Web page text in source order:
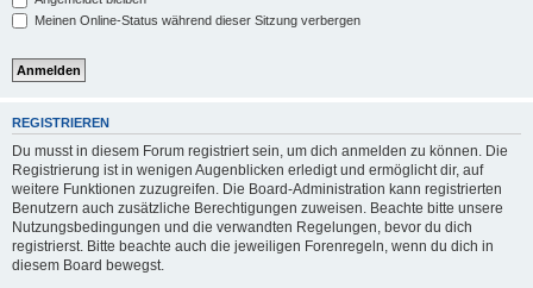
Meinen Online-Status während dieser Sitzung verbergen
REGISTRIEREN
Du musst in diesem Forum registriert sein, um dich anmelden zu können. Die
Registrierung ist in wenigen Augenblicken erledigt und ermöglicht dir, auf
weitere Funktionen zuzugreifen. Die Board-Administration kann registrierten
Benutzern auch zusätzliche Berechtigungen zuweisen. Beachte bitte unsere
Nutzungsbedingungen und die verwandten Regelungen, bevor du dich
registrierst. Bitte beachte auch die jeweiligen Forenregeln, wenn du dich in
diesem Board bewegst.